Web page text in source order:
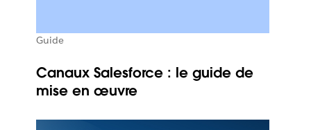
Guide
Canaux Salesforce : le guide de
mise en œuvre